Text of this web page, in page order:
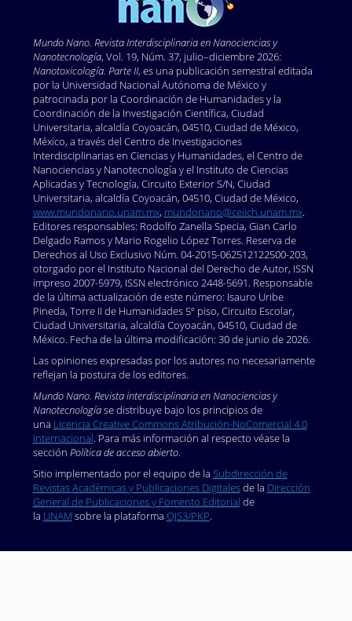
Mundo Nano. Revista Interdisciplinaria en Nanociencias y
Nanotecnología, Vol. 19, Núm. 37, julio–diciembre 2026:
Nanotoxicología. Parte II, es una publicación semestral editada
por la Universidad Nacional Autónoma de México y
patrocinada por la Coordinación de Humanidades y la
Coordinación de la Investigación Científica, Ciudad
Universitaria, alcaldía Coyoacán, 04510, Ciudad de México,
México, a través del Centro de Investigaciones
Interdisciplinarias en Ciencias y Humanidades, el Centro de
Nanociencias y Nanotecnología y el Instituto de Ciencias
Aplicadas y Tecnología, Circuito Exterior S/N, Ciudad
Universitaria, alcaldía Coyoacán, 04510, Ciudad de México,
www.mundonano.unam.mx, mundonano@ceiich.unam.mx.
Editores responsables: Rodolfo Zanella Specia, Gian Carlo
Delgado Ramos y Mario Rogelio López Torres. Reserva de
Derechos al Uso Exclusivo Núm. 04-2015-062512122500-203,
otorgado por el Instituto Nacional del Derecho de Autor, ISSN
impreso 2007-5979, ISSN electrónico 2448-5691. Responsable
de la última actualización de este número: Isauro Uribe
Pineda, Torre II de Humanidades 5º piso, Circuito Escolar,
Ciudad Universitaria, alcaldía Coyoacán, 04510, Ciudad de
México. Fecha de la última modificación: 30 de junio de 2026.
Las opiniones expresadas por los autores no necesariamente
reflejan la postura de los editores.
Mundo Nano. Revista interdisciplinaria en Nanociencias y
Nanotecnologíase distribuye bajo los principios de
una Licencia Creative Commons Atribución-NoComercial 4.0
Internacional. Para más información al respecto véase la
sección Política de acceso abierto.
Sitio implementado por el equipo de la Subdirección de
Revistas Académicas y Publicaciones Digitalesde la Dirección
General de Publicaciones y Fomento Editorial de
la UNAM sobre la plataforma OJS3/PKP.